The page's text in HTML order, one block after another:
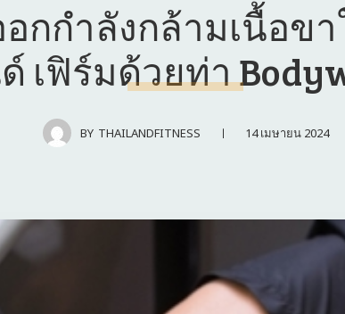
กกําลังกล้ามเนื้อข
เฟิร์มด้วยท่า
BY THAILANDFITNESS 14 เมษายน 2024